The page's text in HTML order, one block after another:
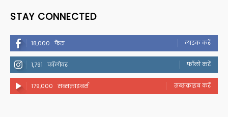
STAY CONNECTED
18,000 फैंस लाइक करें
1,791 फॉलोवर फॉलो करें
179,000 सब्सक्राइबर्स सब्सक्राइब करें